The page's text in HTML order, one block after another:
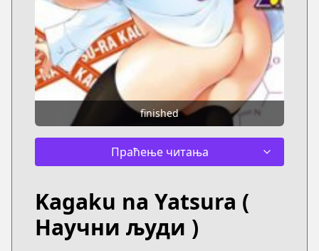
finished
Праћење читања
Kagaku na Yatsura (
Научни људи )